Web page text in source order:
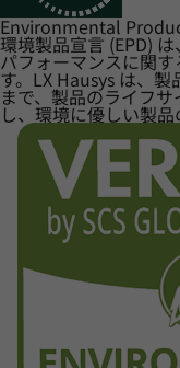
Environmental
環境製品宣言 (EPD)
パフォーマンスに関
す。LX Hausys は、
まで、製品のライフ
し、環境に優しい製